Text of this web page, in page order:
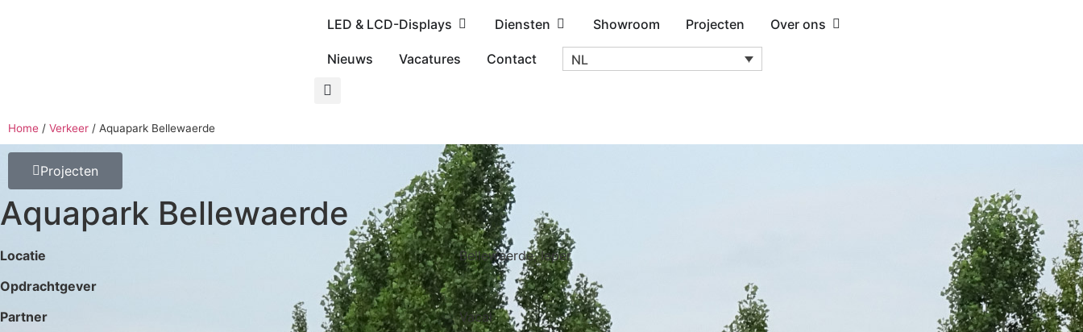
LED & LCD-Displays Diensten Showroom Projecten Over ons
Nieuws Vacatures Contact NL
Home / Verkeer / Aquapark Bellewaerde
Projecten
Aquapark Bellewaerde
Locatie
Bellewaerde, Ieper
Opdrachtgever
Partner
Vacal